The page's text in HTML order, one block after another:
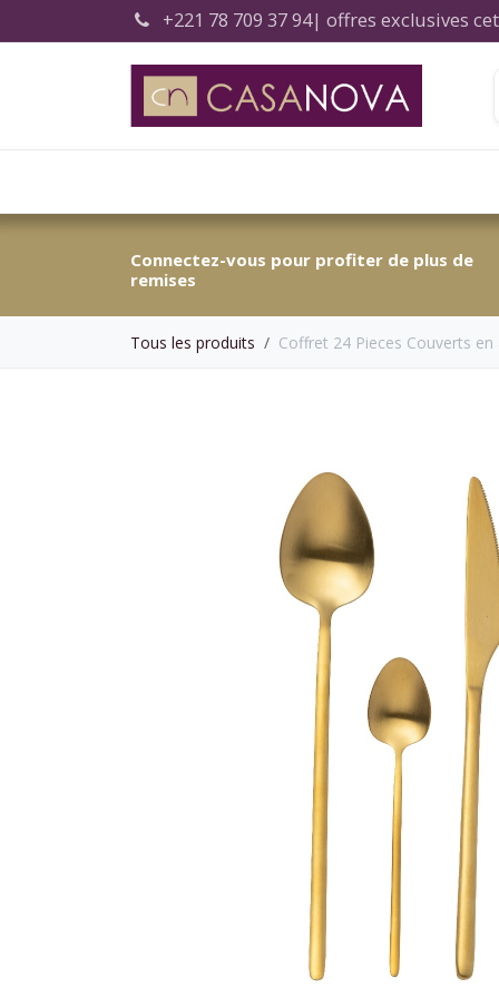
+221 78 709 37 94| offres exclusives
Connectez-vous pour profiter de plus de
remises
Tous les produits Coffret 24 Pieces Couverts